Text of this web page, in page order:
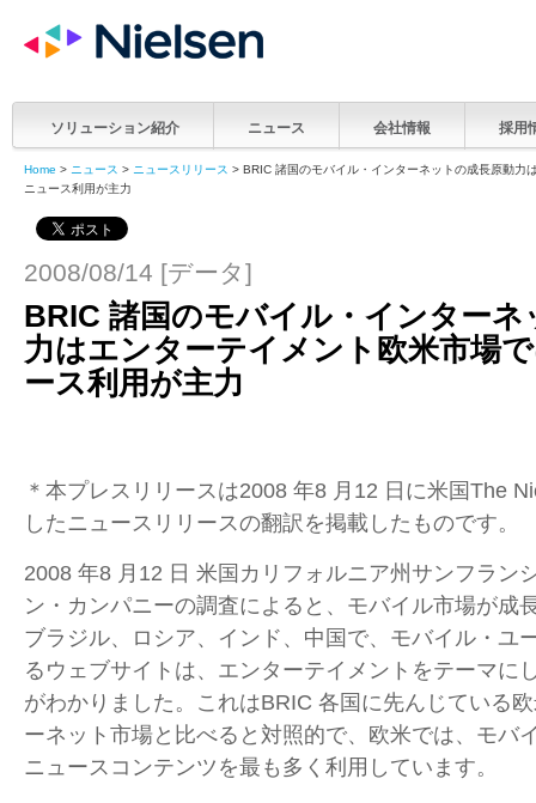
ソリューション紹介 ニュース 会社情報 採用
Home > ニュース > ニュースリリース > BRIC 諸国のモバイル・インターネットの成長原動力
ニュース利用が主力
2008/08/14 [データ]
BRIC 諸国のモバイル・インターネ
力はエンターテイメント欧米市場
ース利用が主力
＊本プレスリリースは2008 年8 月12 日に米国The
したニュースリリースの翻訳を掲載したものです。
2008 年8 月12 日 米国カリフォルニア州サンフラン
ン・カンパニーの調査によると、モバイル市場が成
ブラジル、ロシア、インド、中国で、モバイル・ユ
るウェブサイトは、エンターテイメントをテーマに
がわかりました。これはBRIC 各国に先んじている
ーネット市場と比べると対照的で、欧米では、モバ
ニュースコンテンツを最も多く利用しています。